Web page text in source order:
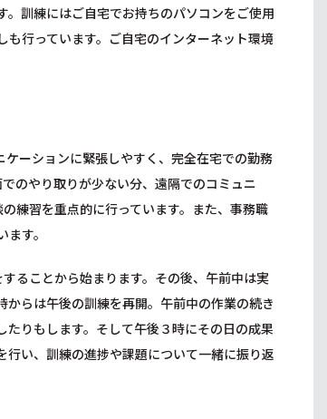
訓練にはご自宅でお持ちのパソコンをご使用
行っています。ご自宅のインターネット環境
ーションに緊張しやすく、完全在宅での勤務
のやり取りが少ない分、遠隔でのコミュニ
練習を重点的に行っています。また、事務職
す。
ることから始まります。その後、午前中は実
らは午後の訓練を再開。午前中の作業の続き
りもします。そして午後３時にその日の成果
い、訓練の進捗や課題について一緒に振り返